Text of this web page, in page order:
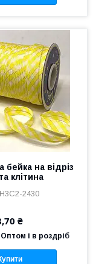
бейка на відріз
клітина
Н3С2-2430
₴
Оптом і в роздріб